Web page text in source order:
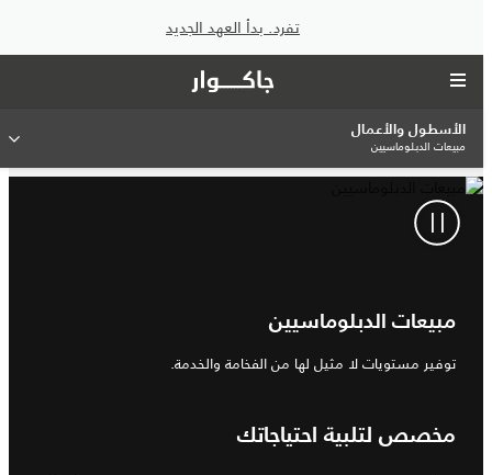
تفرد. بدأ العهد الجديد
الأسطول والأعمال
مبيعات الدبلوماسيين
مبيعات الدبلوماسيين
توفير مستويات لا مثيل لها من الفخامة والخدمة.
مخصص لتلبية احتياجاتك